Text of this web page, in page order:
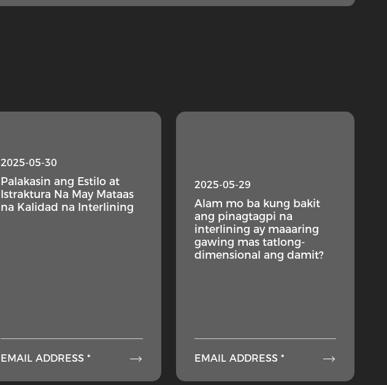
2025-05-30
Palakasin ang Estilo at
Istraktura Na May Mataas
na Kalidad na Interlining
EMAIL ADDRESS * 
2025-05-29
Alam mo ba kung bakit
ang pinagtagpi na
interlining ay maaaring
gawing mas tatlong-
dimensional ang damit?
EMAIL ADDRESS * 